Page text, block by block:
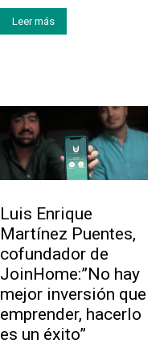
Leer más
Luis Enrique
Martínez Puentes,
cofundador de
JoinHome:”No hay
mejor inversión que
emprender, hacerlo
es un éxito”